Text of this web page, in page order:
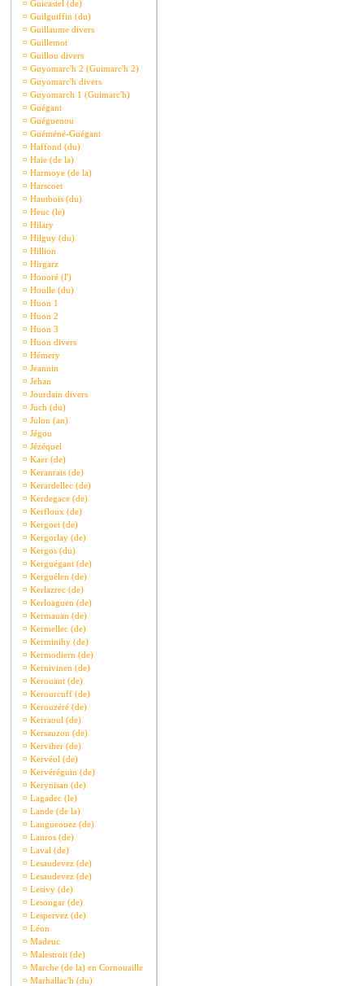
¤ Guicastel (de)
¤ Guilguiffin (du)
¤ Guillaume divers
¤ Guillemot
¤ Guillou divers
¤ Guyomarc'h 2 (Guimarc'h 2)
¤ Guyomarc'h divers
¤ Guyomarch 1 (Guimarc'h)
¤ Guégant
¤ Guéguenou
¤ Guéméné-Guégant
¤ Haffond (du)
¤ Haie (de la)
¤ Harmoye (de la)
¤ Harscoet
¤ Hautbois (du)
¤ Heuc (le)
¤ Hilary
¤ Hilguy (du)
¤ Hillion
¤ Hirgarz
¤ Honoré (l')
¤ Houlle (du)
¤ Huon 1
¤ Huon 2
¤ Huon 3
¤ Huon divers
¤ Hémery
¤ Jeannin
¤ Jehan
¤ Jourdain divers
¤ Juch (du)
¤ Julou (an)
¤ Jégou
¤ Jézéquel
¤ Kaer (de)
¤ Keranrais (de)
¤ Kerardellec (de)
¤ Kerdegace (de)
¤ Kerfloux (de)
¤ Kergoet (de)
¤ Kergorlay (de)
¤ Kergos (du)
¤ Kerguégant (de)
¤ Kerguélen (de)
¤ Kerlazrec (de)
¤ Kerloaguen (de)
¤ Kermauan (de)
¤ Kermellec (de)
¤ Kerminihy (de)
¤ Kermodiern (de)
¤ Kernivinen (de)
¤ Kerouant (de)
¤ Kerourcuff (de)
¤ Kerouzéré (de)
¤ Kerraoul (de)
¤ Kersauzon (de)
¤ Kerviher (de)
¤ Kervéol (de)
¤ Kervéréguin (de)
¤ Kerynisan (de)
¤ Lagadec (le)
¤ Lande (de la)
¤ Langueouez (de)
¤ Lanros (de)
¤ Laval (de)
¤ Lesaudevez (de)
¤ Lesaudevez (de)
¤ Lesivy (de)
¤ Lesongar (de)
¤ Lespervez (de)
¤ Léon
¤ Madeuc
¤ Malestroit (de)
¤ Marche (de la) en Cornouaille
¤ Marhallac'h (du)